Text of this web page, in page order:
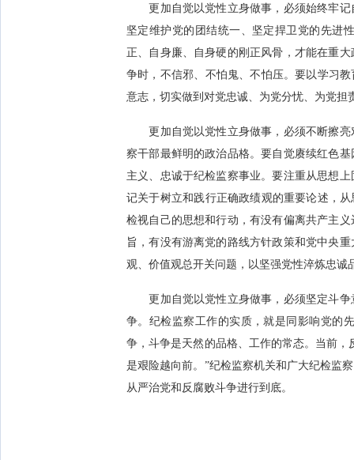
更加自觉以党性立身做事，必须始终牢记
坚定维护党的团结统一、坚定捍卫党的先进
正、自身廉、自身硬的刚正风骨，才能在重
争时，不信邪、不怕鬼、不怕压。要以学习
意志，切实做到对党忠诚、为党分忧、为党担
更加自觉以党性立身做事，必须不断擦亮
察干部最鲜明的政治品格。要自觉赓续红色
主义、忠诚于纪检监察事业。要注重从思想
记关于树立和践行正确政绩观的重要论述，
检视自己的思想和行动，有没有偏离共产主
旨，有没有游离党的路线方针政策和党中央
观、价值观总开关问题，以坚强党性淬炼忠诚
更加自觉以党性立身做事，必须坚定斗争
争。纪检监察工作的实质，就是同影响党的
争，斗争是天然的品格、工作的常态。当前
是艰险越向前。”纪检监察机关和广大纪检监
从严治党和反腐败斗争进行到底。